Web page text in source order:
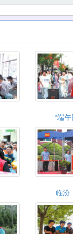
“端
临汾